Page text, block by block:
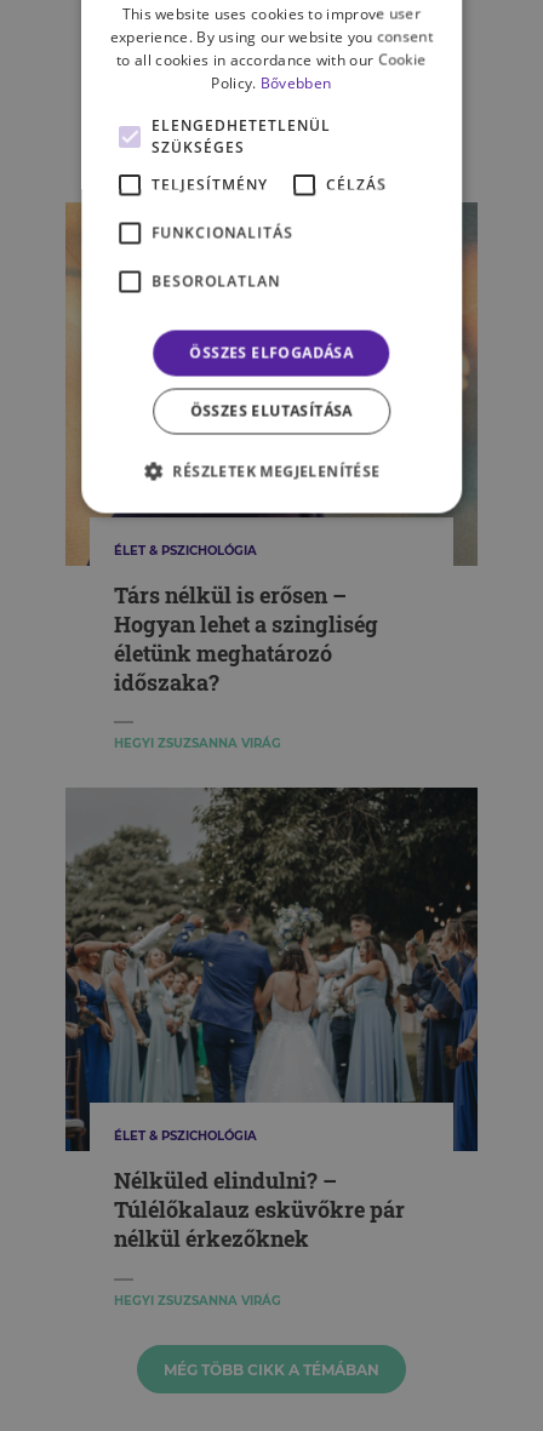
4 ok, amiért ürességet
érezhetünk – Hogyan
kapcsolódik ez a borderline-
SZÖLLŐS LUCA LÉNA
ÉLET & PSZICHOLÓGIA
Társ nélkül is erősen –
Hogyan lehet a szingliség
életünk meghatározó
időszaka?
HEGYI ZSUZSANNA VIRÁG
ÉLET & PSZICHOLÓGIA
Nélküled elindulni? –
Túlélőkalauz esküvőkre pár
nélkül érkezőknek
HEGYI ZSUZSANNA VIRÁG
MÉG TÖBB CIKK A TÉMÁBAN
This website uses cookies to improve user
experience. By using our website you consent
to all cookies in accordance with our Cookie
Policy. Bővebben
ELENGEDHETETLENÜL
SZÜKSÉGES
TELJESÍTMÉNY
CÉLZÁS
FUNKCIONALITÁS
BESOROLATLAN
ÖSSZES ELFOGADÁSA
ÖSSZES ELUTASÍTÁSA
RÉSZLETEK MEGJELENÍTÉSE